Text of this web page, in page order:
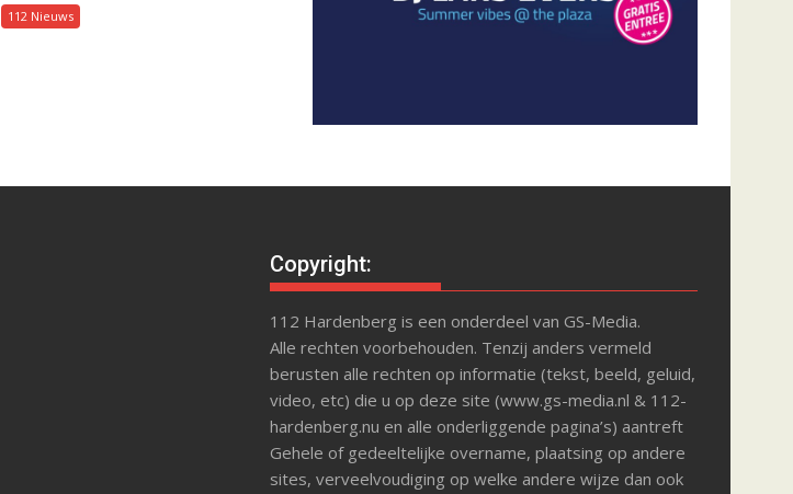
112 Nieuws
Copyright:
112 Hardenberg is een onderdeel van GS-Media.
Alle rechten voorbehouden. Tenzij anders vermeld
berusten alle rechten op informatie (tekst, beeld, geluid,
video, etc) die u op deze site (www.gs-media.nl & 112-
hardenberg.nu en alle onderliggende pagina’s) aantreft
Gehele of gedeeltelijke overname, plaatsing op andere
sites, verveelvoudiging op welke andere wijze dan ook